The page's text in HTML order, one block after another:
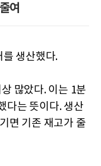
여
생산했다.
많았다. 이는 1분
다는 뜻이다. 생산
면 기존 재고가 줄